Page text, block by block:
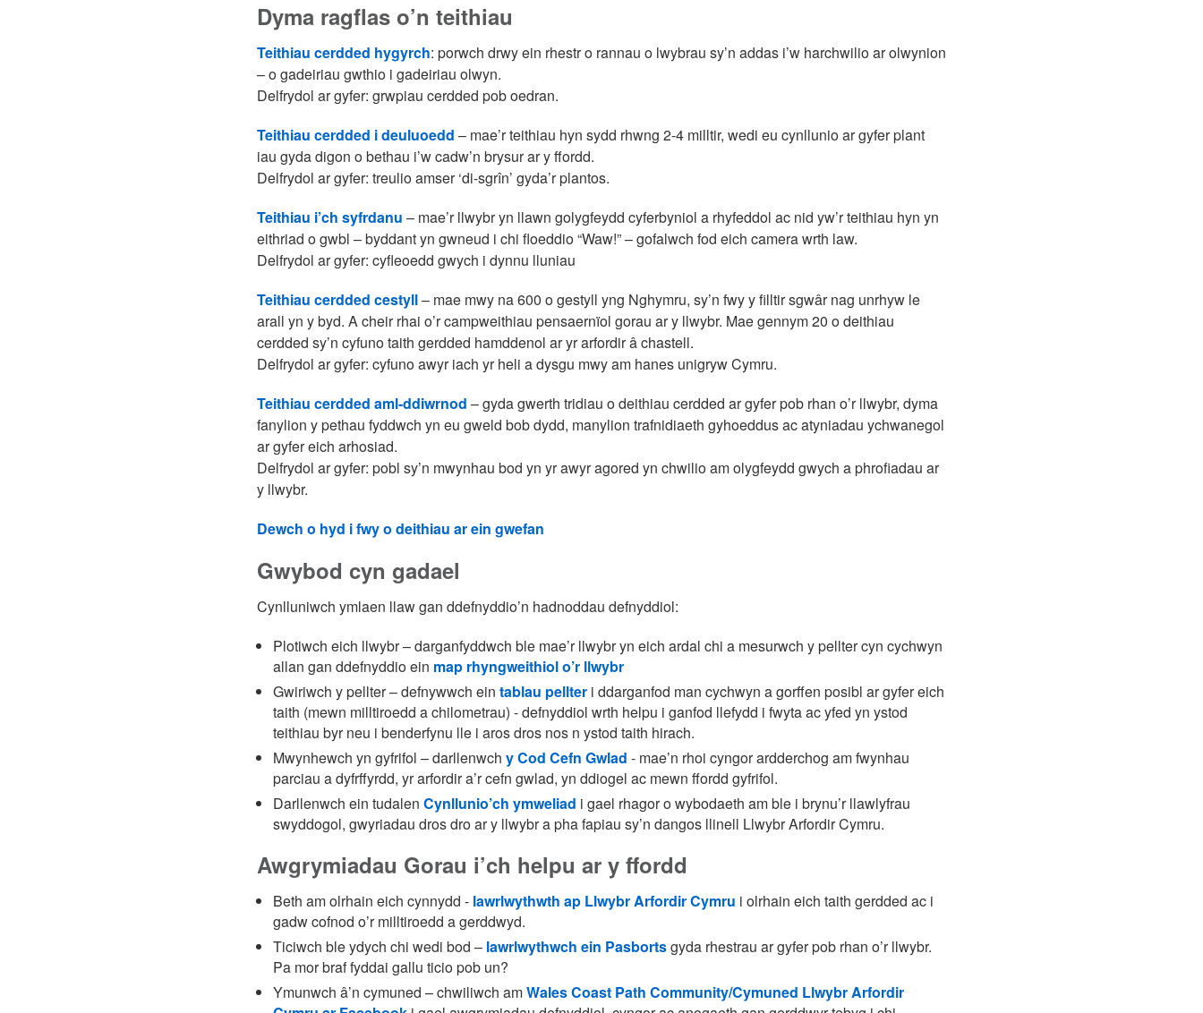
Dyma ragflas o’n teithiau
Teithiau cerdded hygyrch: porwch drwy ein rhestr o rannau o lwybrau sy’n addas i’w harchwilio ar olwynion
– o gadeiriau gwthio i gadeiriau olwyn.
Delfrydol ar gyfer: grwpiau cerdded pob oedran.
Teithiau cerdded i deuluoedd – mae’r teithiau hyn sydd rhwng 2-4 milltir, wedi eu cynllunio ar gyfer plant
iau gyda digon o bethau i’w cadw’n brysur ar y ffordd.
Delfrydol ar gyfer: treulio amser ‘di-sgrîn’ gyda’r plantos.
Teithiau i’ch syfrdanu – mae’r llwybr yn llawn golygfeydd cyferbyniol a rhyfeddol ac nid yw’r teithiau hyn yn
eithriad o gwbl – byddant yn gwneud i chi floeddio “Waw!” – gofalwch fod eich camera wrth law.
Delfrydol ar gyfer: cyfleoedd gwych i dynnu lluniau
Teithiau cerdded cestyll– mae mwy na 600 o gestyll yng Nghymru, sy’n fwy y filltir sgwâr nag unrhyw le
arall yn y byd. A cheir rhai o’r campweithiau pensaernïol gorau ar y llwybr. Mae gennym 20 o deithiau
cerdded sy’n cyfuno taith gerdded hamddenol ar yr arfordir â chastell.
Delfrydol ar gyfer: cyfuno awyr iach yr heli a dysgu mwy am hanes unigryw Cymru.
Teithiau cerdded aml-ddiwrnod – gyda gwerth tridiau o deithiau cerdded ar gyfer pob rhan o’r llwybr, dyma
fanylion y pethau fyddwch yn eu gweld bob dydd, manylion trafnidiaeth gyhoeddus ac atyniadau ychwanegol
ar gyfer eich arhosiad.
Delfrydol ar gyfer: pobl sy’n mwynhau bod yn yr awyr agored yn chwilio am olygfeydd gwych a phrofiadau ar
y llwybr.
Dewch o hyd i fwy o deithiau ar ein gwefan
Gwybod cyn gadael
Cynlluniwch ymlaen llaw gan ddefnyddio’n hadnoddau defnyddiol:
Plotiwch eich llwybr – darganfyddwch ble mae’r llwybr yn eich ardal chi a mesurwch y pellter cyn cychwyn
allan gan ddefnyddio ein map rhyngweithiol o’r llwybr
Gwiriwch y pellter – defnywwch ein tablau pellter i ddarganfod man cychwyn a gorffen posibl ar gyfer eich
taith (mewn milltiroedd a chilometrau) - defnyddiol wrth helpu i ganfod llefydd i fwyta ac yfed yn ystod
teithiau byr neu i benderfynu lle i aros dros nos n ystod taith hirach.
Mwynhewch yn gyfrifol – darllenwch y Cod Cefn Gwlad - mae’n rhoi cyngor ardderchog am fwynhau
parciau a dyfrffyrdd, yr arfordir a’r cefn gwlad, yn ddiogel ac mewn ffordd gyfrifol.
Darllenwch ein tudalen Cynllunio’ch ymweliad i gael rhagor o wybodaeth am ble i brynu’r llawlyfrau
swyddogol, gwyriadau dros dro ar y llwybr a pha fapiau sy’n dangos llinell Llwybr Arfordir Cymru.
Awgrymiadau Gorau i’ch helpu ar y ffordd
Beth am olrhain eich cynnydd - lawrlwythwth ap Llwybr Arfordir Cymru i olrhain eich taith gerdded ac i
gadw cofnod o’r milltiroedd a gerddwyd.
Ticiwch ble ydych chi wedi bod – lawrlwythwch ein Pasbortsgyda rhestrau ar gyfer pob rhan o’r llwybr.
Pa mor braf fyddai gallu ticio pob un?
Ymunwch â’n cymuned – chwiliwch amWales Coast Path Community/Cymuned Llwybr Arfordir